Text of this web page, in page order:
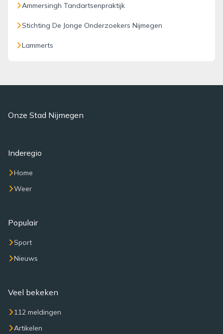
Ammersingh Tandartsenpraktijk
Stichting De Jonge Onderzoekers Nijmegen
Lammerts
Onze Stad Nijmegen
Inderegio
Home
Weer
Populair
Sport
Nieuws
Veel bekeken
112 meldingen
Artikelen